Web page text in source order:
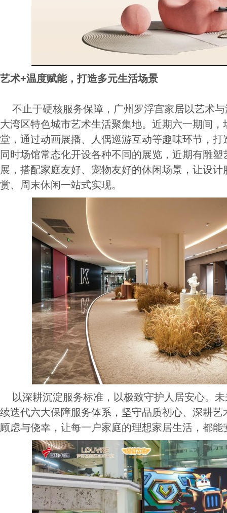
艺术+温度赋能，打造多元生活场景
不止于硬核服务保障，广州罗浮宫家居以艺术
大湾区特色城市艺术生活聚集地。近期六一期间
堂，通过动画展播、人偶巡游互动等趣味环节，
同时场馆常态化开设各种不同的展览，近期有雕
展，搭配家庭友好、宠物友好的休闲场景，让设
赏、周末休闲一站式实现。
以深耕沉淀服务标准，以极致守护人居安心。
续迭代六大保障服务体系，坚守品质初心、深耕
顾虑与侥幸，让每一户家庭的理想家居生活，都能